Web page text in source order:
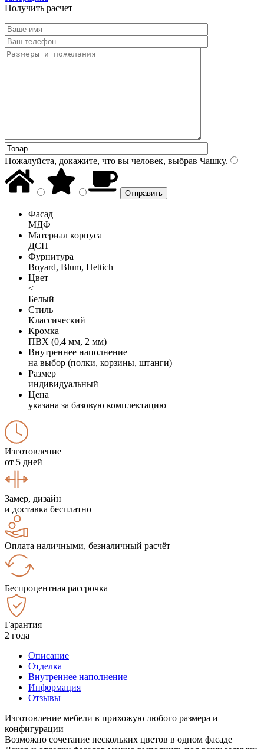
Получить расчет
Пожалуйста, докажите, что вы человек, выбрав Чашку.
Фасад
МДФ
Материал корпуса
ДСП
Фурнитура
Boyard, Blum, Hettich
Цвет
<
Белый
Стиль
Классический
Кромка
ПВХ (0,4 мм, 2 мм)
Внутреннее наполнение
на выбор (полки, корзины, штанги)
Размер
индивидуальный
Цена
указана за базовую комплектацию
Изготовление
от 5 дней
Замер, дизайн
и доставка бесплатно
Оплата наличными, безналичный расчёт
Беспроцентная рассрочка
Гарантия
2 года
Описание
Отделка
Внутреннее наполнение
Информация
Отзывы
Изготовление мебели в прихожую любого размера и
конфигурации
Возможно сочетание нескольких цветов в одном фасаде